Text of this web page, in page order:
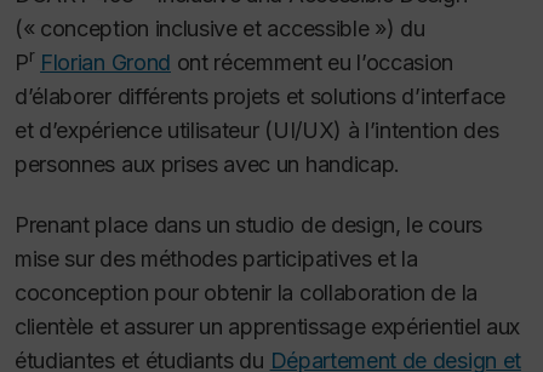
(« conception inclusive et accessible ») du
Pr Florian Grond ont récemment eu l’occasion
d’élaborer différents projets et solutions d’interface
et d’expérience utilisateur (UI/UX) à l’intention des
personnes aux prises avec un handicap.
Prenant place dans un studio de design, le cours
mise sur des méthodes participatives et la
coconception pour obtenir la collaboration de la
clientèle et assurer un apprentissage expérientiel aux
étudiantes et étudiants du Département de design et